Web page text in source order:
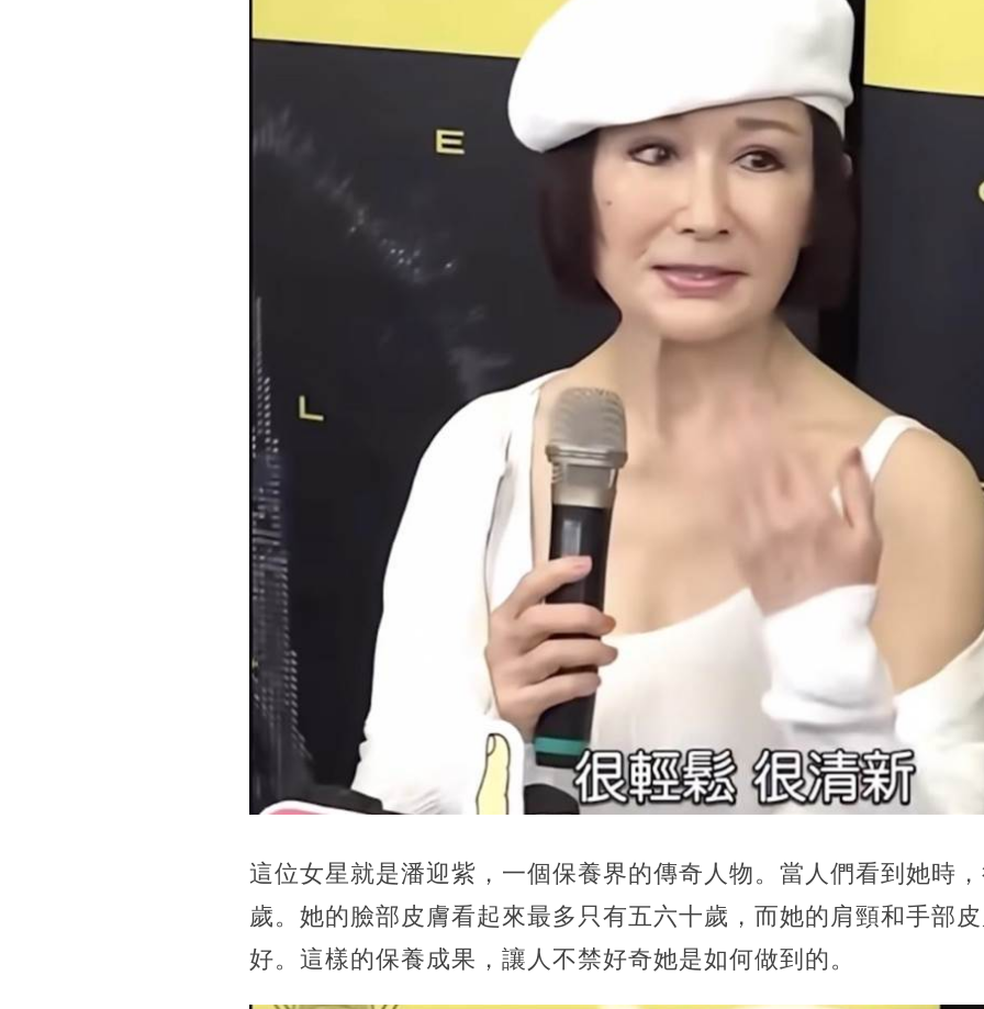
這位女星就是潘迎紫，一個保養界的傳奇人物。當人們看到她時
歲。她的臉部皮膚看起來最多只有五六十歲，而她的肩頸和手部
好。這樣的保養成果，讓人不禁好奇她是如何做到的。